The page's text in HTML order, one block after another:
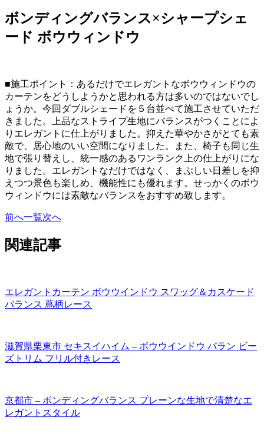
ボンディングバランス×シャープシェ
ード ボウウィンドウ
■施工ポイント：あるだけでエレガントなボウウィンドウの
カーテンをどうしようかと思われる方は多いのではないでし
ょうか。今回ダブルシェードを５台並べて施工させていただ
きました。上品なストライプ生地にバランスがつくことによ
りエレガントに仕上がりました。抑えた華やかさがとても素
敵で、居心地のいい空間になりました。また、椅子も同じ生
地で張り替えし、統一感のあるワンランク上の仕上がりにな
りました。エレガントなだけではなく、まぶしい日差しを抑
えつつ景色も楽しめ、機能性にも優れます。せっかくのボウ
ウィンドウには素敵なバランスをおすすめ致します。
前へ一覧次へ
関連記事
エレガントカーテン ボウウインドウ スワッグ＆カスケード
バランス 蔦柄レース
滋賀県栗東市 セキスイハイム – ボウウインドウ バラン ビー
ズトリム フリル付きレース
京都市 – ボンディングバランス プレーンな生地で清楚なエ
レガントスタイル